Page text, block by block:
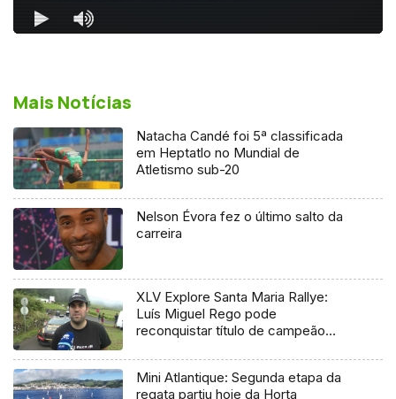
Mais Notícias
Natacha Candé foi 5ª classificada
em Heptatlo no Mundial de
Atletismo sub-20
Nelson Évora fez o último salto da
carreira
XLV Explore Santa Maria Rallye:
Luís Miguel Rego pode
reconquistar título de campeão
Mini Atlantique: Segunda etapa da
regata partiu hoje da Horta